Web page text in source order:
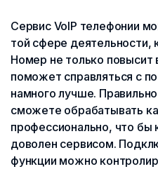
Сервис VoIP телефонии
той сфере деятельности,
Номер не только повысит
поможет справляться с
намного лучше.
сможете обрабатывать
профессионально, что бы
доволен сервисом.
функции можно